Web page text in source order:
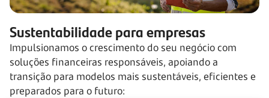
Sustentabilidade para empresas
Impulsionamos o crescimento do seu negócio com
soluções financeiras responsáveis, apoiando a
transição para modelos mais sustentáveis, eficientes e
preparados para o futuro: